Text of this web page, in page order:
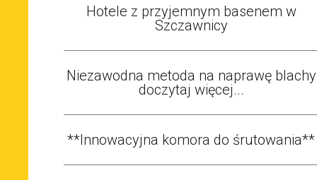
Hotele z przyjemnym basenem w
Szczawnicy
Niezawodna metoda na naprawę blachy
doczytaj więcej...
**Innowacyjna komora do śrutowania**